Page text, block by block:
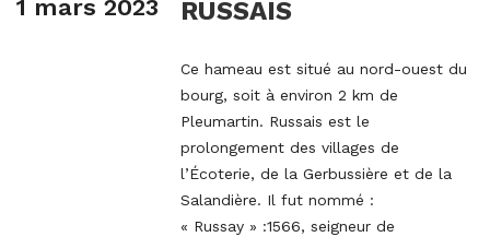
1 mars 2023 RUSSAIS
Ce hameau est situé au nord-ouest du
bourg, soit à environ 2 km de
Pleumartin. Russais est le
prolongement des villages de
l’Écoterie, de la Gerbussière et de la
Salandière. Il fut nommé :
« Russay » :1566, seigneur de